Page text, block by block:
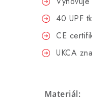
40 UPF
CE
UKCA
Materiál: